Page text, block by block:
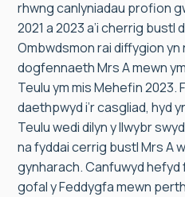
rhwng canlyniadau profion
2021 a 2023 a’i cherrig bustl
Ombwdsmon rai diffygion
dogfennaeth Mrs A mewn
Teulu ym mis Mehefin 2023.
daethpwyd i’r casgliad, hyd
Teulu wedi dilyn y llwybr
na fyddai cerrig bustl Mrs A
gynharach. Canfuwyd
gofal y Feddygfa mewn